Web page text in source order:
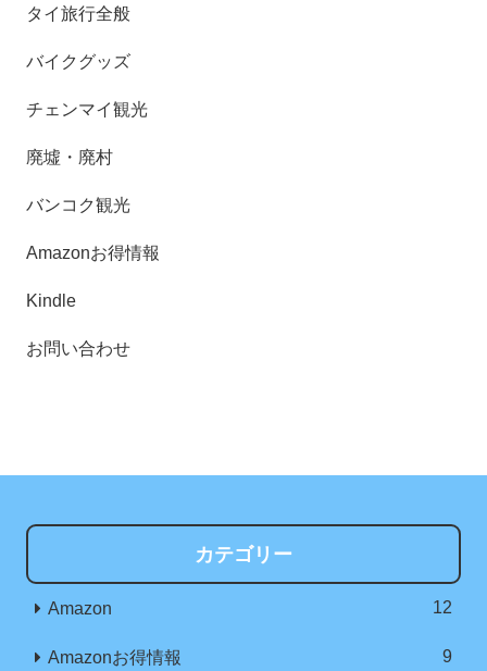
タイ旅行全般
バイクグッズ
チェンマイ観光
廃墟・廃村
バンコク観光
Amazonお得情報
Kindle
お問い合わせ
カテゴリー
Amazon 12
Amazonお得情報 9